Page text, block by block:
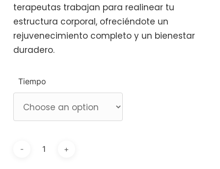
terapeutas trabajan para realinear tu
estructura corporal, ofreciéndote un
rejuvenecimiento completo y un bienestar
duradero.
Tiempo